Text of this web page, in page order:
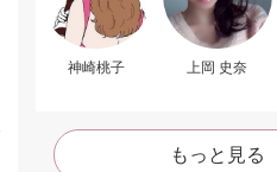
神崎桃子 上岡 史奈
もっと見る